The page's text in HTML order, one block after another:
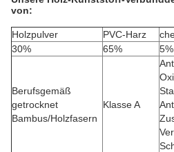
von:
Holzpulver PVC-Harz
30%
65% 5%
Berufsgemäß
getrocknet
Bambus/Holzfasern
Klasse A